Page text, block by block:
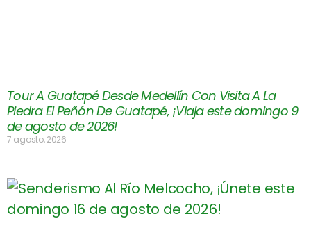
Tour A Guatapé Desde Medellín Con Visita A La
Piedra El Peñón De Guatapé, ¡Viaja este domingo 9
de agosto de 2026!
7 agosto, 2026